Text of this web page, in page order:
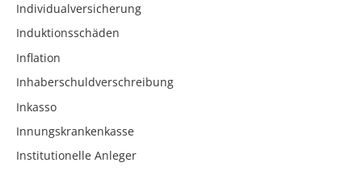
Individualversicherung
Induktionsschäden
Inflation
Inhaberschuldverschreibung
Inkasso
Innungskrankenkasse
Institutionelle Anleger